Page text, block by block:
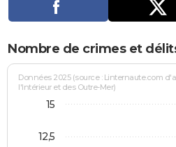
Se connecter
Entreprises
Service militaire
Avis de recherche
AVIS DE DÉCÈS
Bricolage
Lifestyle
Culture
Sport
Auto
Television
Voyage
Cinema
Nombre de crimes et
Données 2025 (source : Linternaute.com
l'Intérieur et des Outre-Mer)
12,5
15